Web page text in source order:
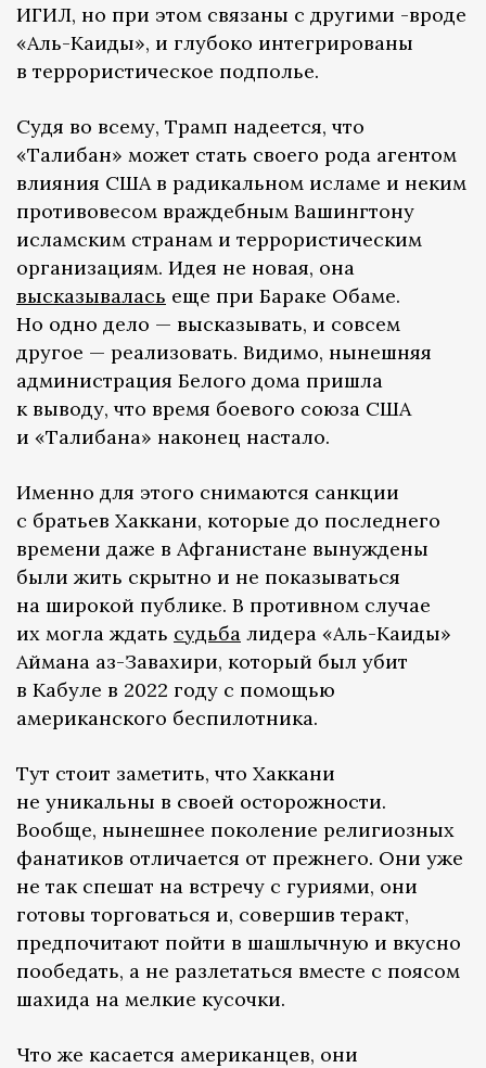
ИГИЛ, но при этом связаны с другими -вроде
«Аль-Каиды», и глубоко интегрированы
в террористическое подполье.
Судя во всему, Трамп надеется, что
«Талибан» может стать своего рода агентом
влияния США в радикальном исламе и неким
противовесом враждебным Вашингтону
исламским странам и террористическим
организациям. Идея не новая, она
высказывалась еще при Бараке Обаме.
Но одно дело — высказывать, и совсем
другое — реализовать. Видимо, нынешняя
администрация Белого дома пришла
к выводу, что время боевого союза США
и «Талибана» наконец настало.
Именно для этого снимаются санкции
с братьев Хаккани, которые до последнего
времени даже в Афганистане вынуждены
были жить скрытно и не показываться
на широкой публике. В противном случае
их могла ждать судьба лидера «Аль-Каиды»
Аймана аз-Завахири, который был убит
в Кабуле в 2022 году с помощью
американского беспилотника.
Тут стоит заметить, что Хаккани
не уникальны в своей осторожности.
Вообще, нынешнее поколение религиозных
фанатиков отличается от прежнего. Они уже
не так спешат на встречу с гуриями, они
готовы торговаться и, совершив теракт,
предпочитают пойти в шашлычную и вкусно
пообедать, а не разлетаться вместе с поясом
шахида на мелкие кусочки.
Что же касается американцев, они